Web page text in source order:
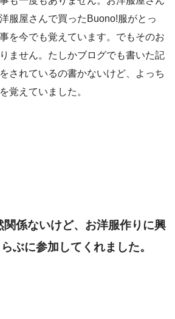
服屋さんで買ったBuono!服がとっ
を今でも覚えています。でもそのお
ません。たしかブログでも書いた記
されているの書かないけど、よっち
覚えていました。
関係ないけど、お洋服作りに興
ぶに参加してくれました。